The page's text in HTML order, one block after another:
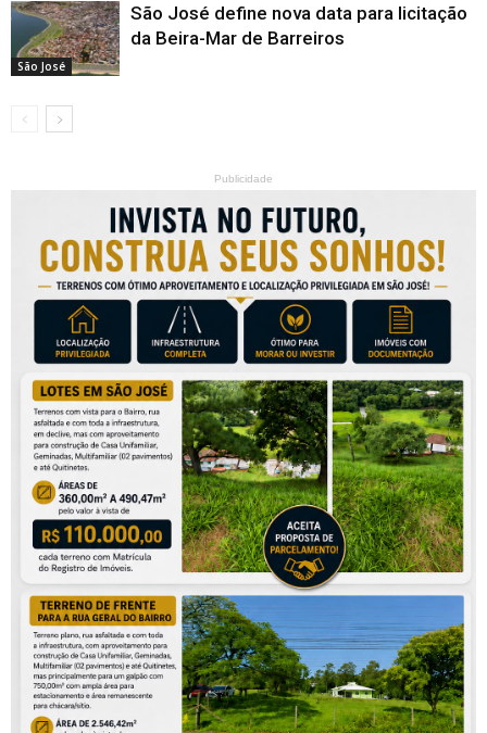
São José
São José define nova data para licitação
da Beira-Mar de Barreiros
Publicidade